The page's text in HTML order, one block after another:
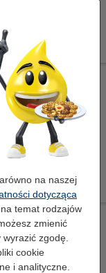
na naszej
dotycząca
temat rodzajów
zmienić
zgodę.
cookie
i analityczne.
006R01530
006R01531